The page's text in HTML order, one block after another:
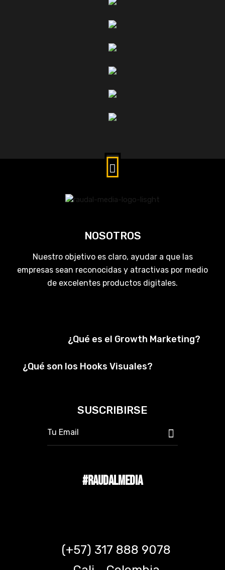
NOSOTROS
Nuestro objetivo es claro, ayudar a que las
empresas sean reconocidas y atractivas por medio
de excelentes productos digitales.
¿Qué es el Growth Marketing?
¿Qué son los Hooks Visuales?
SUSCRIBIRSE
#RAUDALMEDIA
(+57) 317 888 9078